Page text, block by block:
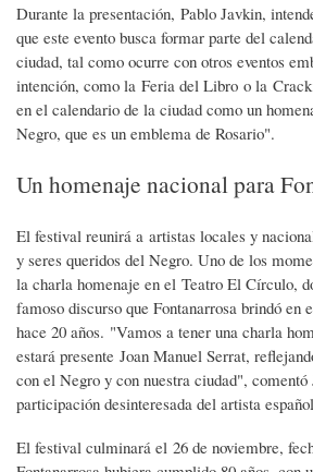
Durante la presentación, Pablo Javkin,
que este evento busca formar parte del
ciudad, tal como ocurre con otros eventos
intención, como la Feria del Libro o la
en el calendario de la ciudad como un
Negro, que es un emblema de Rosario".
Un homenaje nacional para
El festival reunirá a artistas locales y
y seres queridos del Negro. Uno de los
la charla homenaje en el Teatro El Círculo,
famoso discurso que Fontanarrosa brindó en
hace 20 años. "Vamos a tener una charla
estará presente Joan Manuel Serrat,
con el Negro y con nuestra ciudad", comentó
participación desinteresada del artista
El festival culminará el 26 de noviembre,